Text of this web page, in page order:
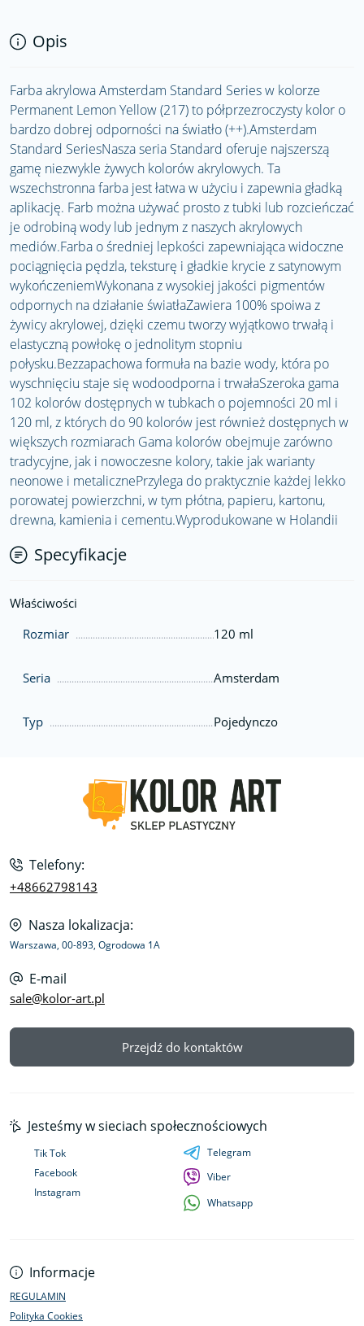
Opis
Farba akrylowa Amsterdam Standard Series w kolorze
Permanent Lemon Yellow (217) to półprzezroczysty kolor o
bardzo dobrej odporności na światło (++).Amsterdam
Standard SeriesNasza seria Standard oferuje najszerszą
gamę niezwykle żywych kolorów akrylowych. Ta
wszechstronna farba jest łatwa w użyciu i zapewnia gładką
aplikację. Farb można używać prosto z tubki lub rozcieńczać
je odrobiną wody lub jednym z naszych akrylowych
mediów.Farba o średniej lepkości zapewniająca widoczne
pociągnięcia pędzla, teksturę i gładkie krycie z satynowym
wykończeniemWykonana z wysokiej jakości pigmentów
odpornych na działanie światłaZawiera 100% spoiwa z
żywicy akrylowej, dzięki czemu tworzy wyjątkowo trwałą i
elastyczną powłokę o jednolitym stopniu
połysku.Bezzapachowa formuła na bazie wody, która po
wyschnięciu staje się wodoodporna i trwałaSzeroka gama
102 kolorów dostępnych w tubkach o pojemności 20 ml i
120 ml, z których do 90 kolorów jest również dostępnych w
większych rozmiarach Gama kolorów obejmuje zarówno
tradycyjne, jak i nowoczesne kolory, takie jak warianty
neonowe i metalicznePrzylega do praktycznie każdej lekko
porowatej powierzchni, w tym płótna, papieru, kartonu,
drewna, kamienia i cementu.Wyprodukowane w Holandii
Specyfikacje
Właściwości
Rozmiar
120 ml
Seria Amsterdam
Typ Pojedynczo
Telefony:
+48662798143
Nasza lokalizacja:
Warszawa, 00-893, Ogrodowa 1A
E-mail
sale@kolor-art.pl
Przejdź do kontaktów
Informacje
REGULAMIN
Polityka Cookies
Jesteśmy w sieciach społecznościowych
Tik Tok
Facebook
Instagram
Telegram
Viber
Whatsapp